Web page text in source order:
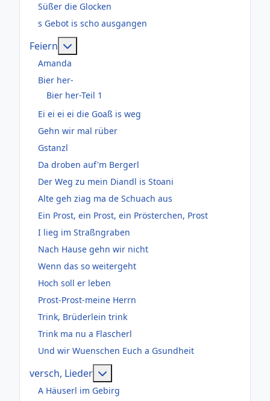
Süßer die Glocken
s Gebot is scho ausgangen
Feiern
Amanda
Bier her-
Bier her-Teil 1
Ei ei ei ei die Goaß is weg
Gehn wir mal rüber
Gstanzl
Da droben auf'm Bergerl
Der Weg zu mein Diandl is Stoani
Alte geh ziag ma de Schuach aus
Ein Prost, ein Prost, ein Prösterchen, Prost
I lieg im Straßngraben
Nach Hause gehn wir nicht
Wenn das so weitergeht
Hoch soll er leben
Prost-Prost-meine Herrn
Trink, Brüderlein trink
Trink ma nu a Flascherl
Und wir Wuenschen Euch a Gsundheit
versch, Lieder
A Häuserl im Gebirg